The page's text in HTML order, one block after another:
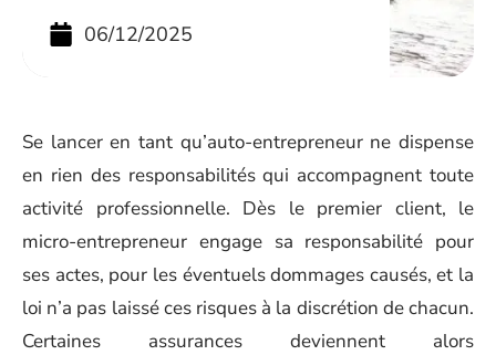
06/12/2025
Se lancer en tant qu’auto-entrepreneur ne dispense
en rien des responsabilités qui accompagnent toute
activité professionnelle. Dès le premier client, le
micro-entrepreneur engage sa responsabilité pour
ses actes, pour les éventuels dommages causés, et la
loi n’a pas laissé ces risques à la discrétion de chacun.
Certaines assurances deviennent alors